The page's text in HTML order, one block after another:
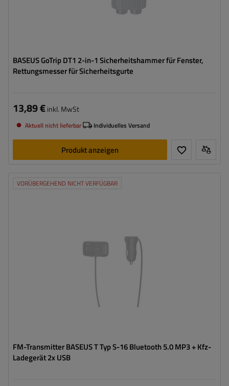
BASEUS GoTrip DT1 2-in-1 Sicherheitshammer für Fenster,
Rettungsmesser für Sicherheitsgurte
13,89 €inkl. MwSt
Aktuell nicht lieferbar Individuelles Versand
Produkt anzeigen
VORÜBERGEHEND NICHT VERFÜGBAR
FM-Transmitter BASEUS T Typ S-16 Bluetooth 5.0 MP3 + Kfz-
Ladegerät 2x USB